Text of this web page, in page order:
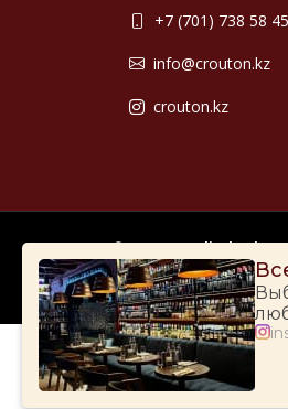
+7 (701) 738 58 45
info@crouton.kz
crouton.kz
© 2009-2026Elitalco.kz